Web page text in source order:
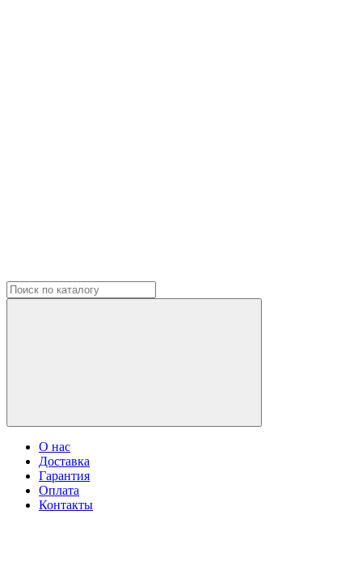
О нас
Доставка
Гарантия
Оплата
Контакты